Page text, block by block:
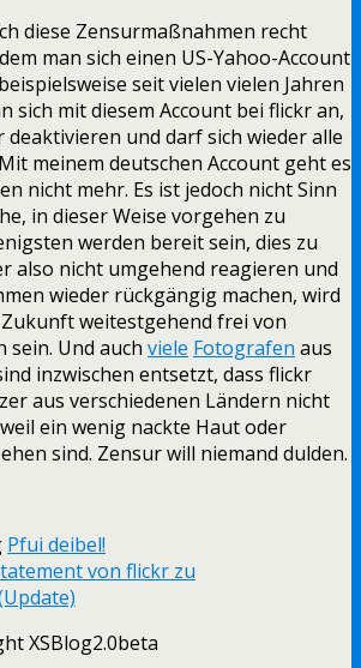
diese Zensurmaßnahmen recht
man sich einen US-Yahoo-Account
seit vielen vielen Jahren
sich mit diesem Account bei flickr an,
deaktivieren und darf sich wieder alle
meinem deutschen Account geht es
nicht mehr. Es ist jedoch nicht Sinn
in dieser Weise vorgehen zu
werden bereit sein, dies zu
also nicht umgehend reagieren und
wieder rückgängig machen, wird
weitestgehend frei von
sein. Und auch viele Fotografen aus
inzwischen entsetzt, dass flickr
aus verschiedenen Ländern nicht
ein wenig nackte Haut oder
sind. Zensur will niemand dulden.
Pfui deibel!
von flickr zu
XSBlog2.0beta